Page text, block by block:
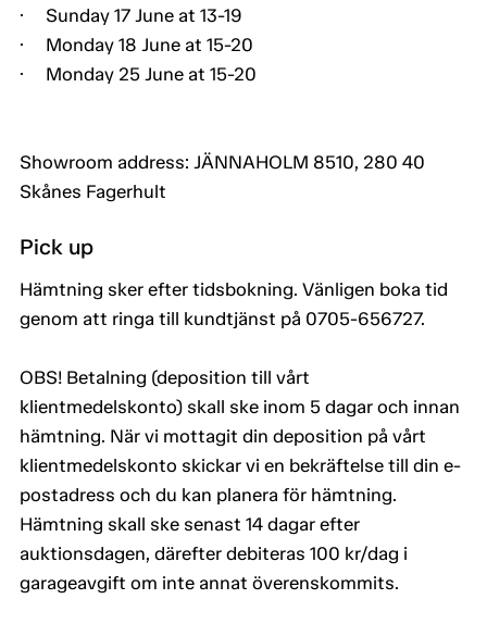
· Sunday 17 June at 13-19
· Monday 18 June at 15-20
· Monday 25 June at 15-20
Showroom address: JÄNNAHOLM 8510, 280 40
Skånes Fagerhult
Pick up
Hämtning sker efter tidsbokning. Vänligen boka tid
genom att ringa till kundtjänst på 0705-656727.
OBS! Betalning (deposition till vårt
klientmedelskonto) skall ske inom 5 dagar och innan
hämtning. När vi mottagit din deposition på vårt
klientmedelskonto skickar vi en bekräftelse till din e-
postadress och du kan planera för hämtning.
Hämtning skall ske senast 14 dagar efter
auktionsdagen, därefter debiteras 100 kr/dag i
garageavgift om inte annat överenskommits.